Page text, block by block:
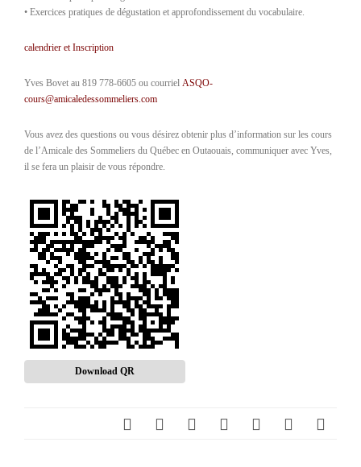
• Exercices pratiques de dégustation et approfondissement du vocabulaire.
calendrier et Inscription
Yves Bovet au 819 778-6605 ou courriel ASQO-
cours@amicaledessommeliers.com
Vous avez des questions ou vous désirez obtenir plus d’information sur les cours
de l’Amicale des Sommeliers du Québec en Outaouais, communiquer avec Yves,
il se fera un plaisir de vous répondre.
Download QR